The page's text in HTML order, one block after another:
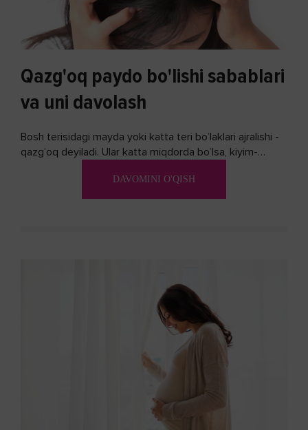
Qazg'oq paydo bo'lishi sabablari
va uni davolash
Bosh terisidagi mayda yoki katta teri bo’laklari ajralishi -
qazg’oq deyiladi. Ular katta miqdorda bo’lsa, kiyim-
DAVOMINI O'QISH